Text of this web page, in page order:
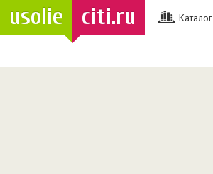
usolie citi.ru Каталог